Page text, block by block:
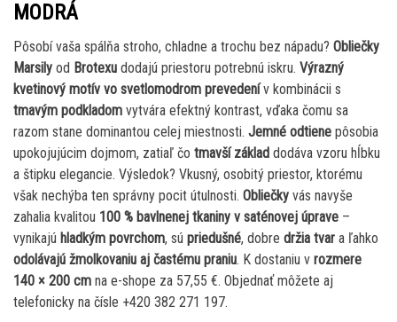
MODRÁ
Pôsobí vaša spálňa stroho, chladne a trochu bez nápadu? Obliečky
Marsily od Brotexu dodajú priestoru potrebnú iskru. Výrazný
kvetinový motív vo svetlomodrom prevedenív kombinácii s
tmavým podkladom vytvára efektný kontrast, vďaka čomu sa
razom stane dominantou celej miestnosti. Jemné odtiene pôsobia
upokojujúcim dojmom, zatiaľ čo tmavší základ dodáva vzoru hĺbku
a štipku elegancie. Výsledok? Vkusný, osobitý priestor, ktorému
však nechýba ten správny pocit útulnosti. Obliečky vás navyše
zahalia kvalitou 100 % bavlnenej tkaniny v saténovej úprave –
vynikajú hladkým povrchom, sú priedušné, dobre držia tvar a ľahko
odolávajú žmolkovaniu aj častému praniu. K dostaniu v rozmere
140 × 200 cm na e-shope za 57,55 €. Objednať môžete aj
telefonicky na čísle +420 382 271 197.